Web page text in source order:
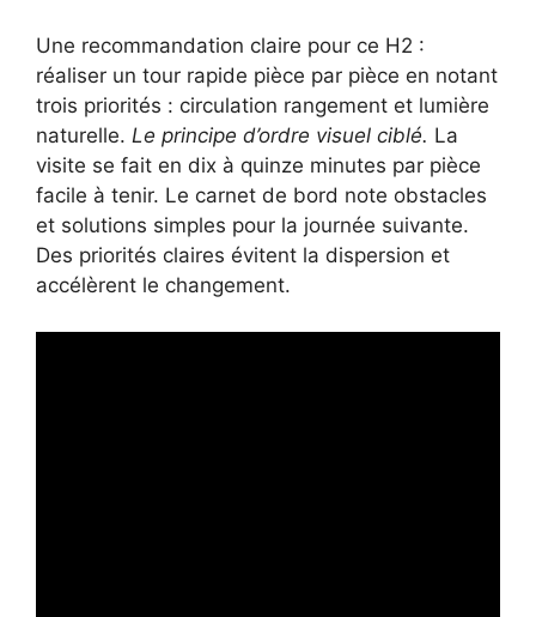
Une recommandation claire pour ce H2 :
réaliser un tour rapide pièce par pièce en notant
trois priorités : circulation rangement et lumière
naturelle. Le principe d’ordre visuel ciblé. La
visite se fait en dix à quinze minutes par pièce
facile à tenir. Le carnet de bord note obstacles
et solutions simples pour la journée suivante.
Des priorités claires évitent la dispersion et
accélèrent le changement.